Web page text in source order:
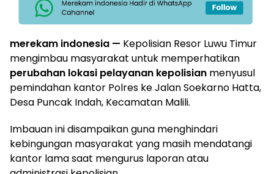
merekam indonesia — Kepolisian Resor Luwu Timur
mengimbau masyarakat untuk memperhatikan
perubahan lokasi pelayanan kepolisian menyusul
pemindahan kantor Polres ke Jalan Soekarno Hatta,
Desa Puncak Indah, Kecamatan Malili.
Imbauan ini disampaikan guna menghindari
kebingungan masyarakat yang masih mendatangi
kantor lama saat mengurus laporan atau